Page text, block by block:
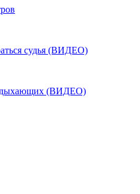
судья (ВИДЕО)
(ВИДЕО)